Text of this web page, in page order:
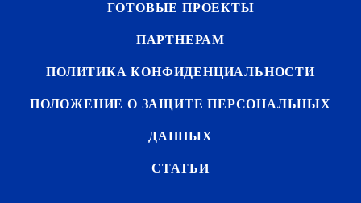
ГОТОВЫЕ ПРОЕКТЫ
ПАРТНЕРАМ
ПОЛИТИКА КОНФИДЕНЦИАЛЬНОСТИ
ПОЛОЖЕНИЕ О ЗАЩИТЕ ПЕРСОНАЛЬНЫХ
ДАННЫХ
СТАТЬИ